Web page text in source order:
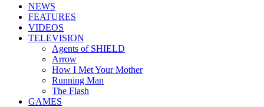
NEWS
FEATURES
VIDEOS
TELEVISION
Agents of SHIELD
Arrow
How I Met Your Mother
Running Man
The Flash
GAMES